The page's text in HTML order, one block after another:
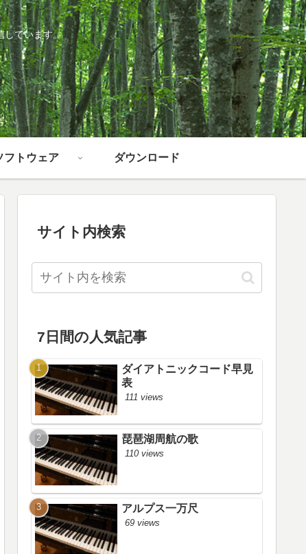
しています。
フトウェア ダウンロード
サイト内検索
7日間の人気記事
ダイアトニックコード早見
表
111 views
琵琶湖周航の歌
110 views
アルプス一万尺
69 views